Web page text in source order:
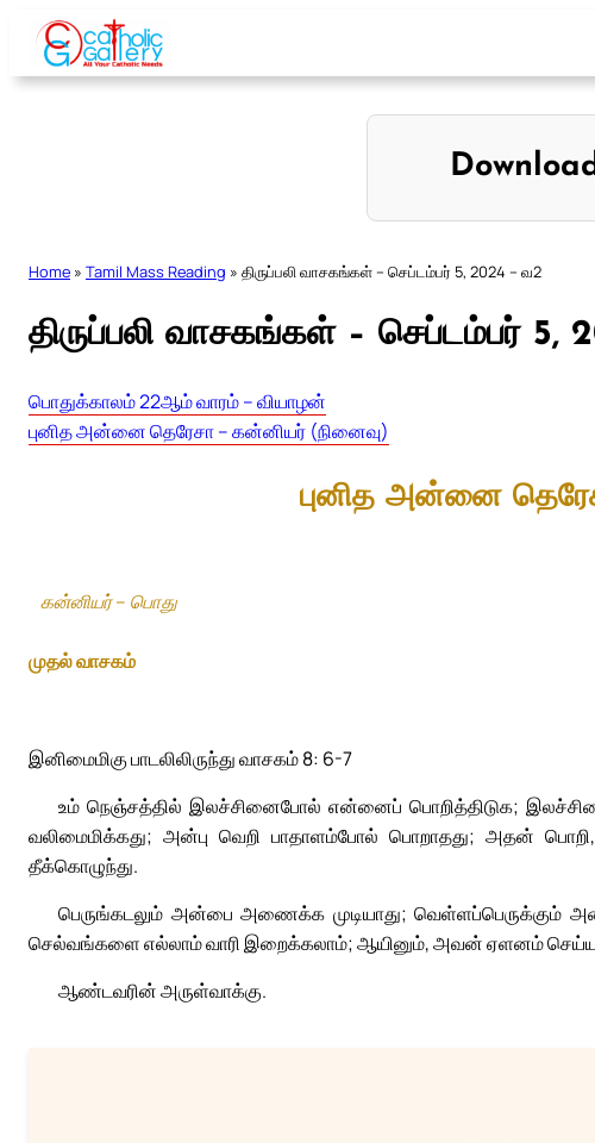
Skip
content
Home » Tamil Mass Reading » திருப்பலி வாசகங்கள் – செப்டம்பர் 5, 2024 – வ2
திருப்பலி வாசகங்கள் – செப்டம்பர் 5,
பொதுக்காலம் 22ஆம் வாரம் – வியாழன்
புனித அன்னை தெரேசா – கன்னியர் (நினைவு)
புனித அன்னை
கன்னியர் – பொது
முதல் வாசகம்
இனிமைமிகு பாடலிலிருந்து வாசகம் 8: 6-7
உம் நெஞ்சத்தில் இலச்சினைபோல் என்னைப் பொறித்திடுக;
வலிமைமிக்கது; அன்பு வெறி பாதாளம்போல் பொறாதது; அதன் பொறி,
தீக்கொழுந்து.
பெருங்கடலும் அன்பை அணைக்க முடியாது; வெள்ளப்பெருக்கும்
செல்வங்களை எல்லாம் வாரி இறைக்கலாம்; ஆயினும், அவன் ஏளனம்
ஆண்டவரின் அருள்வாக்கு.